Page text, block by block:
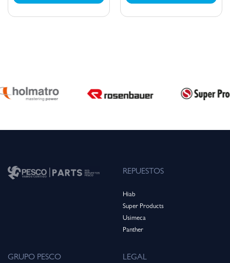
REPUESTOS
Hiab
Super Products
Usimeca
Panther
GRUPO PESCO LEGAL